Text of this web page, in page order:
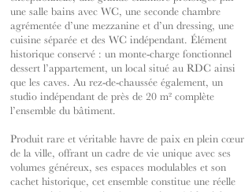
une salle bains avec WC, une seconde chambre
agrémentée d’une mezzanine et d’un dressing, une
cuisine séparée et des WC indépendant. Élément
historique conservé : un monte-charge fonctionnel
dessert l’appartement, un local situé au RDC ainsi
que les caves. Au rez-de-chaussée également, un
studio indépendant de près de 20 m² complète
l’ensemble du bâtiment.
Produit rare et véritable havre de paix en plein cœur
de la ville, offrant un cadre de vie unique avec ses
volumes généreux, ses espaces modulables et son
cachet historique, cet ensemble constitue une réelle